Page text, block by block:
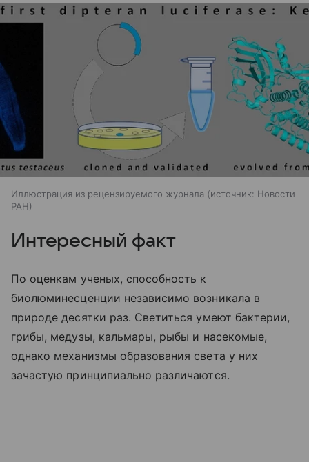
Иллюстрация из рецензируемого журнала источник: Новости
РАН
Интересный факт
По оценкам ученых, способность к
биолюминесценции независимо возникала в
природе десятки раз. Светиться умеют бактерии,
грибы, медузы, кальмары, рыбы и насекомые,
однако механизмы образования света у них
зачастую принципиально различаются.